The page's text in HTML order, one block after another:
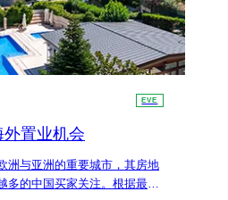
EVE
置业机会
洲与亚洲的重要城市，其房地
多的中国买家关注。根据最新